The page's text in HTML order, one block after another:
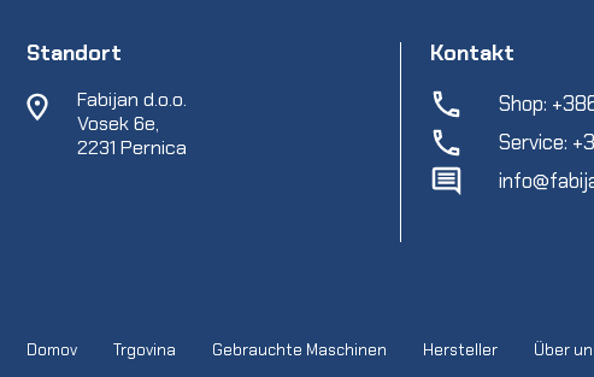
Standort
Fabijan d.o.o.
Vosek 6e,
2231 Pernica
Kontakt
Shop:
Service:
Domov Trgovina Gebrauchte Maschinen Hersteller Über